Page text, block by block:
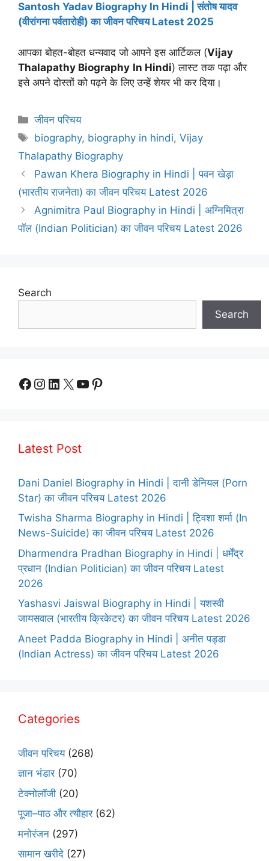
Santosh Yadav Biography In Hindi | संतोष यादव
(वीरांगना पर्वतारोही) का जीवन परिचय Latest 2025
आपका बोहत-बोहत धन्यवाद जो आपने इस आर्टिकल (Vijay
Thalapathy Biography In Hindi) लास्ट तक पढ़ा और
इसे अपने दोस्तों को पढ़ने के लिए उन्हें शेयर भी कर दिया।
Categories
जीवन परिचय
Tags
biography, biography in hindi,Vijay
Thalapathy Biography
Pawan Khera Biography in Hindi | पवन खेड़ा
(भारतीय राजनेता) का जीवन परिचय Latest 2026
Agnimitra Paul Biography in Hindi | अग्निमित्रा
पॉल (Indian Politician) का जीवन परिचय Latest 2026
Search
Search
Facebook
Instagram
LinkedIn
X YouTube
Pinterest
Latest Post
Dani Daniel Biography in Hindi | दानी डेनियल (Porn
Star) का जीवन परिचय Latest 2026
Twisha Sharma Biography in Hindi | ट्विशा शर्मा (In
News-Suicide) का जीवन परिचय Latest 2026
Dharmendra Pradhan Biography in Hindi | धर्मेंद्र
प्रधान (Indian Politician) का जीवन परिचय Latest
2026
Yashasvi Jaiswal Biography in Hindi | यशस्वी
जायसवाल (भारतीय क्रिकेटर) का जीवन परिचय Latest 2026
Aneet Padda Biography in Hindi | अनीत पड्डा
(Indian Actress) का जीवन परिचय Latest 2026
Categories
जीवन परिचय(268)
ज्ञान भंडार(70)
टेक्नोलॉजी (20)
पूजा–पाठ और त्यौहार(62)
मनोरंजन (297)
सामान खरीदे (27)